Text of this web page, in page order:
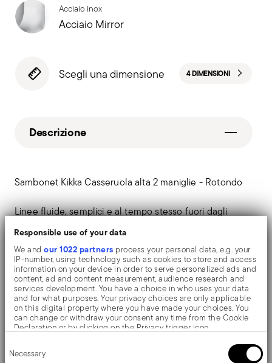
Responsible use of your data
We andour 1022 partners process your personal data, e.g. your
IP-number, using technology such as cookies to store and access
information on your device in order to serve personalized ads and
content, ad and content measurement, audience research and
services development. You have a choice in who uses your data
and for what purposes. Your privacy choices are only applicable
on this digital property where you have made your choices. You
can change or withdraw your consent any time from the Cookie
Declaration or by clicking on the Privacy trigger icon.
Collect information about your geographical location
Selection
Necessary
Acciaio inox
Acciaio Mirror
Scegli una dimensione 4 DIMENSIONI
Descrizione
Sambonet Kikka Casseruola alta 2 maniglie - Rotondo
Linee fluide, semplici e al tempo stesso fuori dagli
schemi. Le pentole Kikka ripropongono per le cucine di
ogni casa il fascino della tradizione e del focolare
domestico.
Dettagli
Dimensioni